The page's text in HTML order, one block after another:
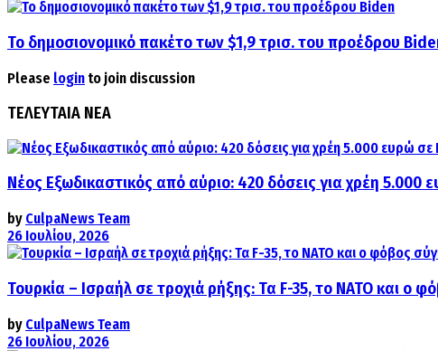
Το δημοσιονομικό πακέτο των $1,9 τρισ. του προέδρου
Please login to join discussion
ΤΕΛΕΥΤΑΙΑ ΝΕΑ
Νέος Εξωδικαστικός από αύριο: 420 δόσεις για χρέη 5.000
by CulpaNews Team
26 Ιουλίου, 2026
Τουρκία – Ισραήλ σε τροχιά ρήξης: Τα F-35, το ΝΑΤΟ και ο
by CulpaNews Team
26 Ιουλίου, 2026